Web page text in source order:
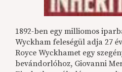
1892-ben egy milliomos
Wyckham feleségül adja 27
Royce Wyckhamet egy
bevándorlóhoz, Giovanni